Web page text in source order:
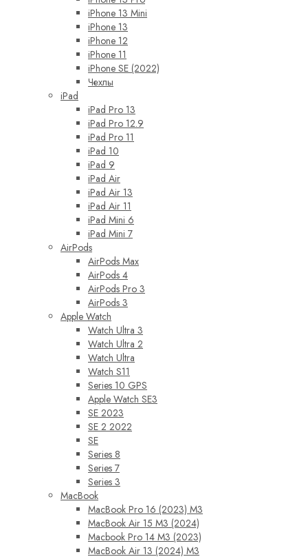
iPhone 13 Mini
iPhone 13
iPhone 12
iPhone 11
iPhone SE (2022)
Чехлы
iPad
iPad Pro 13
iPad Pro 12.9
iPad Pro 11
iPad 10
iPad 9
iPad Air
iPad Air 13
iPad Air 11
iPad Mini 6
iPad Mini 7
AirPods
AirPods Max
AirPods 4
AirPods Pro 3
AirPods 3
Apple Watch
Watch Ultra 3
Watch Ultra 2
Watch Ultra
Watch S11
Series 10 GPS
Apple Watch SE3
SE 2023
SE 2 2022
SE
Series 8
Series 7
Series 3
MacBook
MacBook Pro 16 (2023) M3
MacBook Air 15 M3 (2024)
Macbook Pro 14 M3 (2023)
MacBook Air 13 (2024) M3